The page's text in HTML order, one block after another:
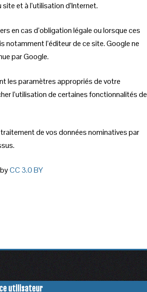
et à l’utilisation d’Internet.
en cas d’obligation légale ou lorsque ces
l’éditeur de ce site. Google ne
par Google.
les paramètres appropriés de votre
l’utilisation de certaines fonctionnalités de
de vos données nominatives par
CC 3.0 BY
utilisateur